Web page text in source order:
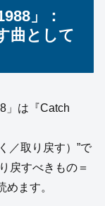
」：
曲として
」は『Catch
／取り戻す）”で
戻すべきもの＝
めます。